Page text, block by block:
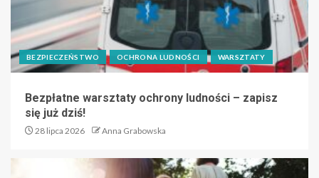
BEZPIECZEŃSTWO OCHRONA LUDNOŚCI WARSZTATY
Bezpłatne warsztaty ochrony ludności – zapisz
się już dziś!
28 lipca 2026 Anna Grabowska